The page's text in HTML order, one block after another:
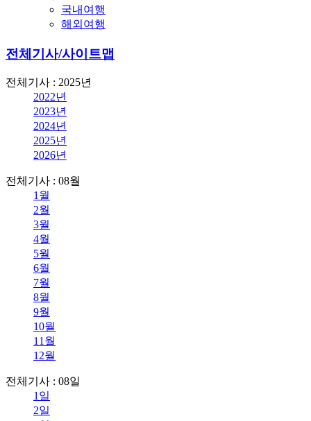
국내여행
해외여행
전체기사/사이트맵
전체기사 : 2025년
2022년
2023년
2024년
2025년
2026년
전체기사 : 08월
1월
2월
3월
4월
5월
6월
7월
8월
9월
10월
11월
12월
전체기사 : 08일
1일
2일